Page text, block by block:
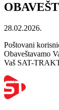
28.02.2026.
Poštovani
Obaveštavamo
Vaš SAT-